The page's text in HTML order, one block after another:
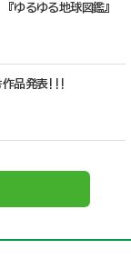
ゆるゆる地球図鑑』
作品発表!!!